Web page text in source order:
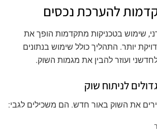
להערכת נכסים
שימוש בטכניקות מתקדמות הופך את
יותר. התהליך כולל שימוש בנתונים
ועוזר להבין את מגמות השוק.
לניתוח שוק
את השוק באור חדש. הם משכילים לגבי: